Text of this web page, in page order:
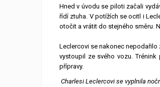
Hned v úvodu se piloti začali
řídí ztuha. V potížích se ocitl i
otočit a vrátit do stejného směru.
Leclercovi se nakonec nepodařilo
vystoupil ze svého vozu.
přípravy.
Charlesi Leclercovi se vyplnila